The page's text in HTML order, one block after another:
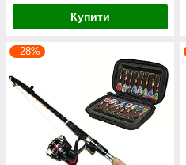
Купити
–28%